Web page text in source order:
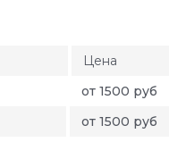
Цена
от 1500 руб
от 1500 руб